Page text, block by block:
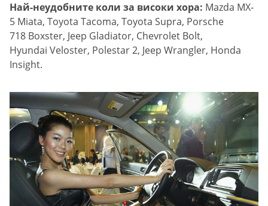
Най-неудобните коли за високи хора: Mazda MX-
5 Miata, Toyota Tacoma, Toyota Supra, Porsche
718 Boxster, Jeep Gladiator, Chevrolet Bolt,
Hyundai Veloster, Polestar 2, Jeep Wrangler, Honda
Insight.